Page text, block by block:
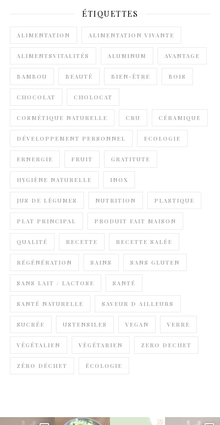
ÉTIQUETTES
ALIMENTATION ALIMENTATION VIVANTE
ALIMENTSVITALITÉS ALUMINUM AVANTAGE
BAMBOU BEAUTÉ BIEN-ÊTRE BOIS
CHOCOLAT CHOLOCAT
COSMÉTIQUE NATURELLE CRU CÉRAMIQUE
DÉVELOPPEMENT PERSONNEL ECOLOGIE
ERNERGIE FRUIT GRATITUTE
HYGIÈNE NATURELLE INOX
JUS DE LÉGUMES NUTRITION PLASTIQUE
PLAT PRINCIPAL PRODUIT FAIT MAISON
QUALITÉ RECETTE RECETTE SALÉE
RÉGÉNÉRATION SAINS SANS GLUTEN
SANS LAIT / LACTOSE SANTÉ
SANTÉ NATURELLE SAVEUR D AILLEURS
SUCRÉE USTENSILES VEGAN VERRE
VÉGÉTALIEN VÉGÉTARIEN ZERO DECHET
ZÉRO DÉCHET ÉCOLOGIE